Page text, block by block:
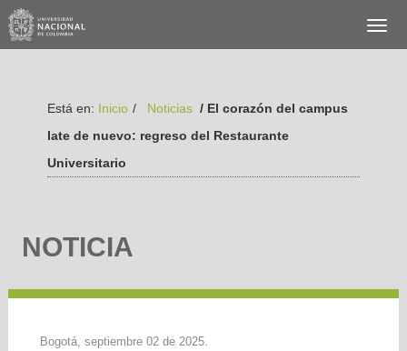
Está en: Inicio / Noticias / El corazón del campus
late de nuevo: regreso del Restaurante
Universitario
NOTICIA
Bogotá, septiembre 02 de 2025.